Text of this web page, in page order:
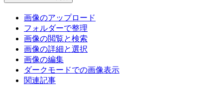
画像のアップロード
フォルダーで整理
画像の閲覧と検索
画像の詳細と選択
画像の編集
ダークモードでの画像表示
関連記事